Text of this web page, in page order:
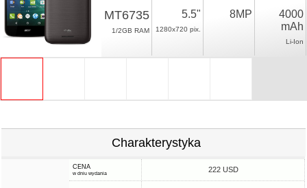
MT6735
1/2GB RAM
5.5"
1280x720 pix.
8MP
4000
mAh
Li-Ion
Charakterystyka
CENA
w dniu wydania 222 USD